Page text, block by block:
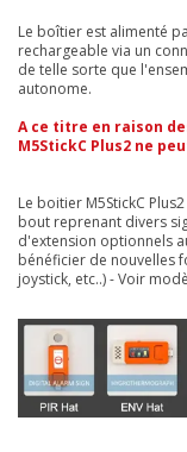
Le boîtier est alimenté
rechargeable via un
de telle sorte que
autonome.
A ce titre en raison
M5StickC Plus2 ne
Le boitier M5StickC
bout reprenant divers
d'extension optionnels
bénéficier de nouvelles
joystick, etc..) - Voir